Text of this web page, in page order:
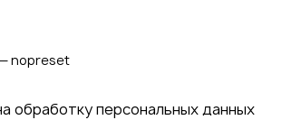
nopreset
обработку персональных данных